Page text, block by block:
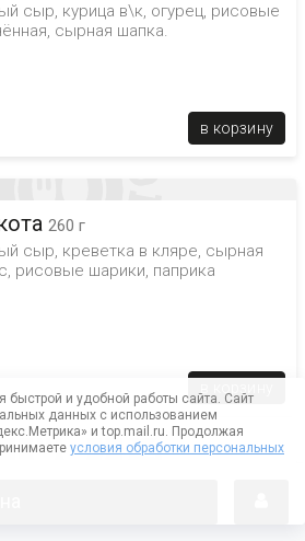
сыр, курица в\к, огурец, рисовые
сырная шапка.
в корзину
260 г
сыр, креветка в кляре, сырная
рисовые шарики, паприка
сыр, креветка в кляре, кунжут,
и удобной работы сайта. Сайт
данных с использованием
и top.mail.ru. Продолжая
условия обработки персональных